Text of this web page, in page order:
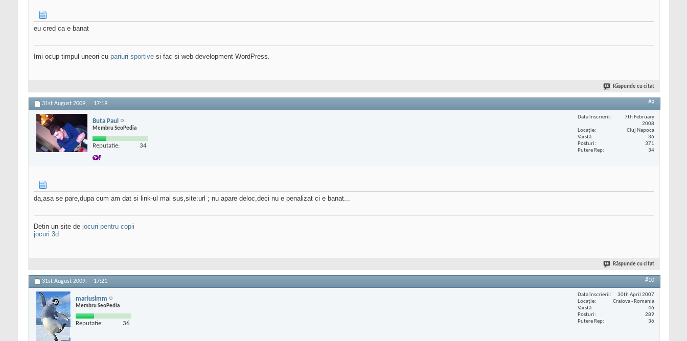
eu cred ca e banat
Imi ocup timpul uneori cu pariuri sportive si fac si web development WordPress.
Răspunde cu citat
31st August 2009, 17:19 #9
Buta Paul
Membru SeoPedia
Reputatie: 34
Data înscrierii
7th February
2008
Locaţie
Cluj Napoca
Vârstă
36
Posturi
371
Putere Rep
34
da,asa se pare,dupa cum am dat si link-ul mai sus,site:url ; nu apare deloc,deci nu e penalizat ci e banat...
Detin un site de jocuri pentru copii
jocuri 3d
Răspunde cu citat
31st August 2009, 17:21 #10
mariuslmm
Membru SeoPedia
Reputatie: 36
Data înscrierii
30th April 2007
Locaţie
Craiova - Romania
Vârstă
46
Posturi
289
Putere Rep
36